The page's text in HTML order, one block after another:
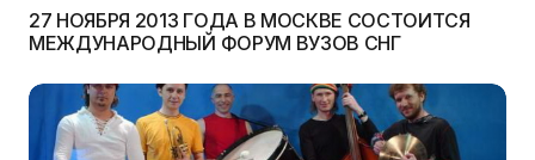
27 НОЯБРЯ 2013 ГОДА В МОСКВЕ СОСТОИТСЯ
МЕЖДУНАРОДНЫЙ ФОРУМ ВУЗОВ СНГ